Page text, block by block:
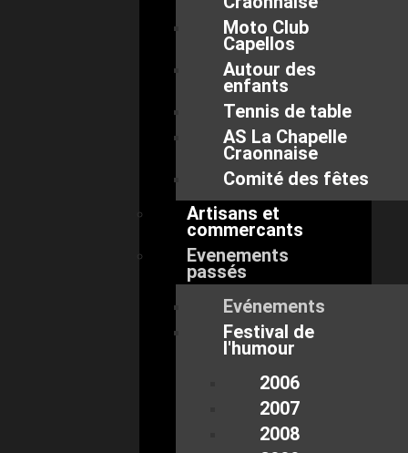
Moto Club
Capellos
Autour des
enfants
Tennis de table
AS La Chapelle
Craonnaise
Comité des fêtes
Artisans et
commercants
Evenements
passés
Evénements
Festival de
l'humour
2006
2007
2008